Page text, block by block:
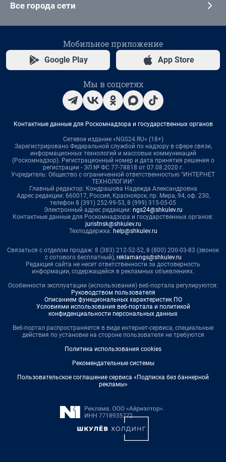
Все города сети
Мобильное приложение
Google Play App Store
Мы в соцсетях
Контактные данные для Роскомнадзора и государственных органов
Сетевое издание «NGS24.RU» (18+)
Зарегистрировано Федеральной службой по надзору в сфере связи,
информационных технологий и массовых коммуникаций
(Роскомнадзор). Регистрационный номер и дата принятия решения о
регистрации - ЭЛ № ФС 77-78818 от 07.08.2020 г.
Учредитель: Общество с ограниченной ответственностью "ИНТЕРНЕТ
ТЕХНОЛОГИИ"
Главный редактор: Кондрашова Надежда Александровна
Адрес редакции: 660017, Россия, Красноярск, пр. Мира, 94, оф. 230,
телефон 8 (391) 252-99-53, 8 (999) 315-05-05
Электронный адрес редакции: ngs24@shkulev.ru
Контактные данные для Роскомнадзора и государственных органов:
juristnsk@shkulev.ru
Техподдержка: help@shkulev.ru
Связаться с отделом продаж: 8 (383) 212-52-52, 8 (800) 200-03-83 (звонок
с сотового бесплатный), reklamangs@shkulev.ru
Редакция сайта не несет ответственности за достоверность
информации, содержащейся в рекламных объявлениях.
Особенности эксплуатации (использования) веб-портала регулируются:
Руководством пользователя
Описанием функциональных характеристик ПО
Условиями использования веб-портала и политикой
конфиденциальности персональных данных
Веб-портал распространяется в виде интернет-сервиса, специальные
действия по установке на стороне пользователя не требуются
Политика использования cookies
Рекомендательные системы
Пользовательское соглашение сервиса «Подписка без баннерной
рекламы»